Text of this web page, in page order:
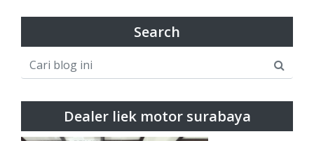
Search
Dealer liek motor surabaya